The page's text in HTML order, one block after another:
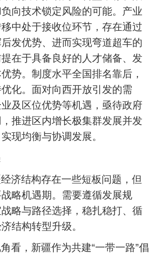
向技术锁定风险的可能。产业
中处于接收位环节，存在通过
发优势、进而实现弯道超车的
在于具备良好的人才储备、发
势。制度水平全国排名靠后，
化。面对向西开放引发的需
及区位优势等机遇，亟待政府
推进区内增长极集群发展并发
现均衡与协调发展。
济结构存在一些短板问题，但
略机遇期。需要遵循发展规
略与路径选择，稳扎稳打、循
结构转型升级。
看，新疆作为共建“一带一路”倡